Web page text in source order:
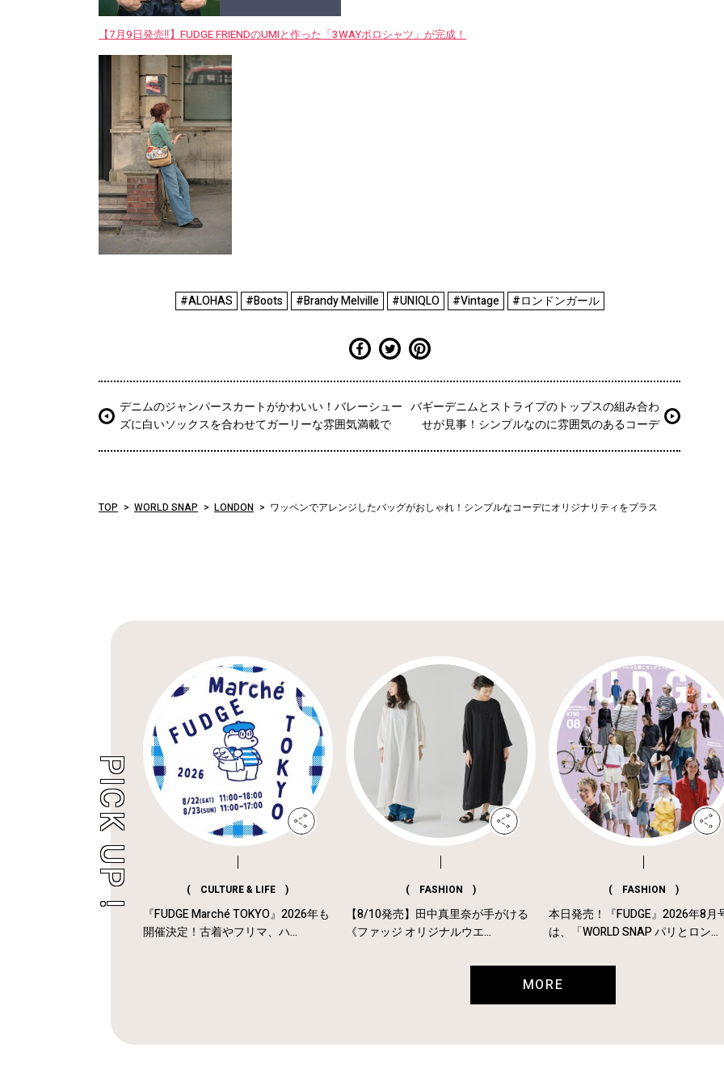
【7月9日発売‼︎】FUDGE FRIENDのUMIと作った「3WAYポロシャツ」が完成！
#ALOHAS #Boots #Brandy Melville #UNIQLO #Vintage #ロンドンガール
デニムのジャンパースカートがかわいい！バレーシュー
ズに白いソックスを合わせてガーリーな雰囲気満載で
バギーデニムとストライプのトップスの組み合わ
せが見事！シンプルなのに雰囲気のあるコーデ
TOP WORLD SNAP LONDON ワッペンでアレンジしたバッグがおしゃれ！シンプルなコーデにオリジナリティをプラス
( CULTURE & LIFE )
『FUDGE Marché TOKYO』2026年も
開催決定！古着やフリマ、ハ...
( FASHION )
【8/10発売】田中真里奈が手がける
《ファッジ オリジナルウエ...
( FASHION )
本日発売！『FUDGE』2026年8月
は、「WORLD SNAP パリとロン...
MORE